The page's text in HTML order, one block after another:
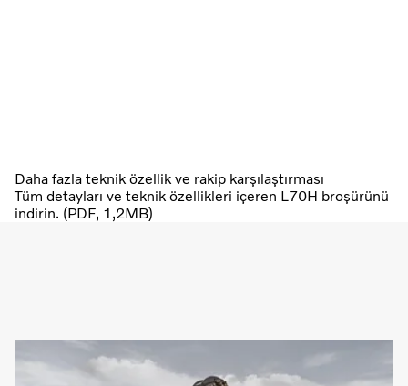
Daha fazla teknik özellik ve rakip karşılaştırması
Tüm detayları ve teknik özellikleri içeren L70H broşürünü
indirin. (PDF, 1,2MB)